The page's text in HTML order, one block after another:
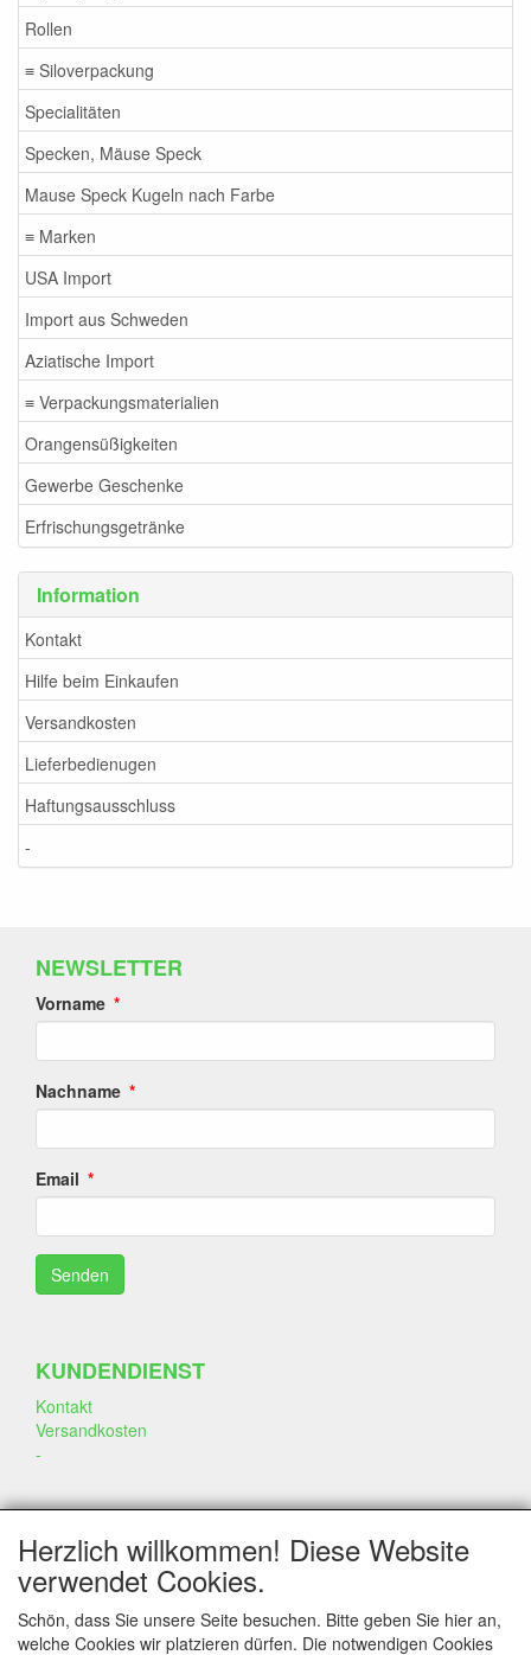
Rollen
≡ Siloverpackung
Specialitäten
Specken, Mäuse Speck
Mause Speck Kugeln nach Farbe
≡ Marken
USA Import
Import aus Schweden
Aziatische Import
≡ Verpackungsmaterialien
Orangensüßigkeiten
Gewerbe Geschenke
Erfrischungsgetränke
Information
Kontakt
Hilfe beim Einkaufen
Versandkosten
Lieferbedienugen
Haftungsausschluss
-
NEWSLETTER
Vorname
Nachname
Email
KUNDENDIENST
Kontakt
Versandkosten
-
SOZIALEN MEDIEN
Herzlich willkommen! Diese Website
verwendet Cookies.
Schön, dass Sie unsere Seite besuchen. Bitte geben Sie hier an,
welche Cookies wir platzieren dürfen. Die notwendigen Cookies